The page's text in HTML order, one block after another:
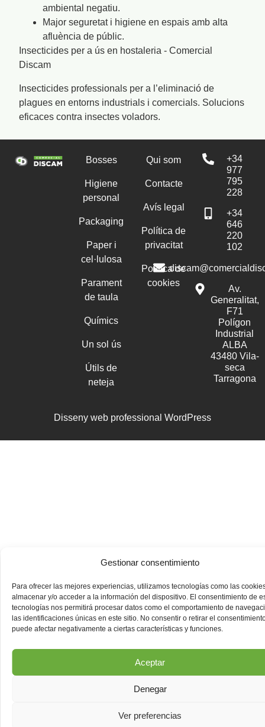
Gestionar consentimiento
Para ofrecer las mejores experiencias, utilizamos tecnologías como las
almacenar y/o acceder a la información del dispositivo. El consentimiento de
tecnologías nos permitirá procesar datos como el comportamiento de
las identificaciones únicas en este sitio. No consentir o retirar el
puede afectar negativamente a ciertas características y funciones.
Aceptar
Denegar
Ver preferencias
ambiental negatiu.
Major seguretat i higiene en espais amb alta
afluència de públic.
Insecticides per a ús en hostaleria - Comercial
Discam
Insecticides professionals per a l’eliminació de
plagues en entorns industrials i comercials. Solucions
eficaces contra insectes voladors.
Bosses
Higiene
personal
Packaging
Paper i
cel·lulosa
Parament
de taula
Químics
Un sol ús
Útils de
neteja
Qui som
Contacte
Avís legal
Política de
privacitat
Política de
cookies
+34
977
795
228
+34
646
220
102
Av.
Generalitat,
F71
Polígon
Industrial
ALBA
43480 Vila-
seca
Tarragona
Disseny web professional WordPress